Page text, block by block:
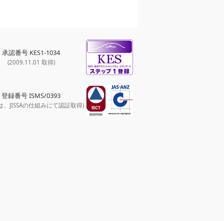
承認番号 KES1-1034
(2009.11.01 取得)
登録番号 ISMS/0393
、JISSAの仕組みにて認証取得)